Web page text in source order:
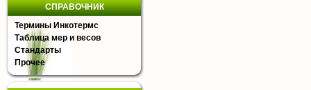
СПРАВОЧНИК
Термины Инкотермс
Таблица мер и весов
Стандарты
Прочее